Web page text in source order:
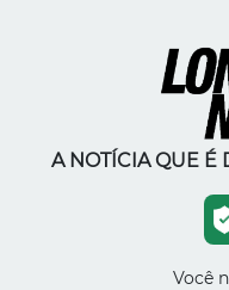
A NOTÍCIA QUE É
Você